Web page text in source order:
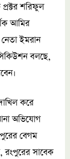
শরিফুল
আমির
ইমরান
বলছে,
করে
অভিযোগ
বেগম
রংপুরের সাবেক